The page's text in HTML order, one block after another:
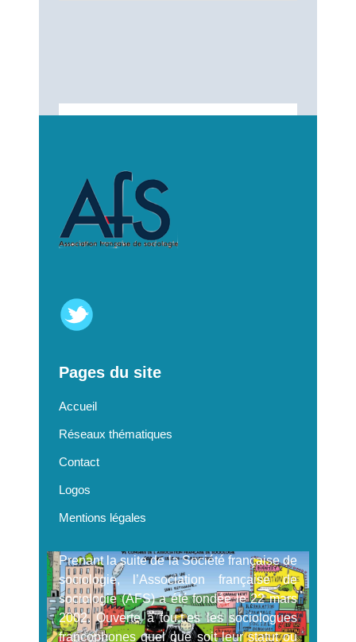
Pages du site
Accueil
Réseaux thématiques
Contact
Logos
Mentions légales
Prenant la suite de la Société française de
sociologie, l’Association française de
sociologie (AFS) a été fondée le 22 mars
2002. Ouverte à tou.t.es les sociologues
francophones quel que soit leur statut ou